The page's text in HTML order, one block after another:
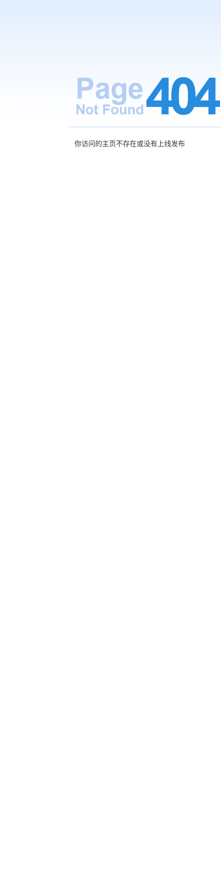
你访问的主页不存在或没有上线发布